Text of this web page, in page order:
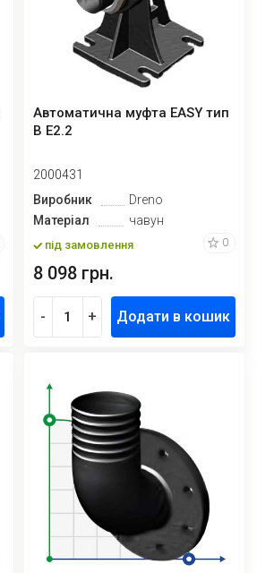
Автоматична муфта EASY тип
В E2.2
2000431
Виробник
Dreno
Матеріал
чавун
під замовлення 0
8 098 грн.
- + Додати в кошик